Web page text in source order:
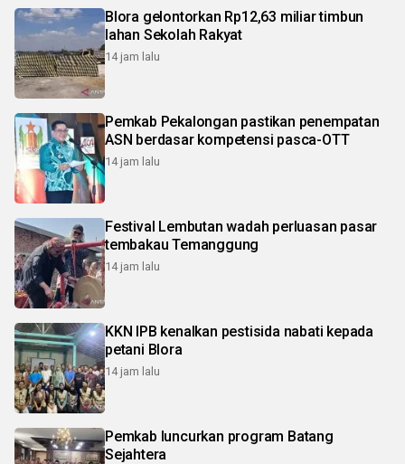
Blora gelontorkan Rp12,63 miliar timbun
lahan Sekolah Rakyat
14 jam lalu
Pemkab Pekalongan pastikan penempatan
ASN berdasar kompetensi pasca-OTT
14 jam lalu
Festival Lembutan wadah perluasan pasar
tembakau Temanggung
14 jam lalu
KKN IPB kenalkan pestisida nabati kepada
petani Blora
14 jam lalu
Pemkab luncurkan program Batang
Sejahtera